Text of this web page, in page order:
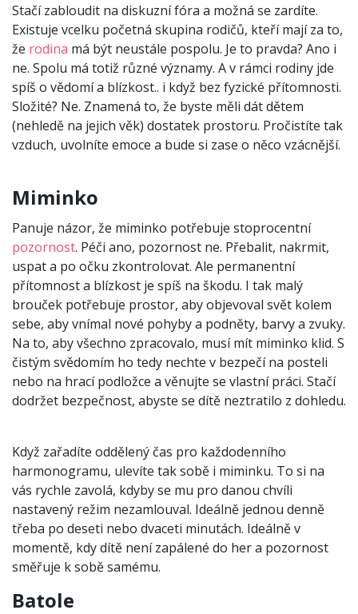
Stačí zabloudit na diskuzní fóra a možná se zardíte.
Existuje vcelku početná skupina rodičů, kteří mají za to,
že rodina má být neustále pospolu. Je to pravda? Ano i
ne. Spolu má totiž různé významy. A v rámci rodiny jde
spíš o vědomí a blízkost.. i když bez fyzické přítomnosti.
Složité? Ne. Znamená to, že byste měli dát dětem
(nehledě na jejich věk) dostatek prostoru. Pročistíte tak
vzduch, uvolníte emoce a bude si zase o něco vzácnější.
Miminko
Panuje názor, že miminko potřebuje stoprocentní
pozornost. Péči ano, pozornost ne. Přebalit, nakrmit,
uspat a po očku zkontrolovat. Ale permanentní
přítomnost a blízkost je spíš na škodu. I tak malý
brouček potřebuje prostor, aby objevoval svět kolem
sebe, aby vnímal nové pohyby a podněty, barvy a zvuky.
Na to, aby všechno zpracovalo, musí mít miminko klid. S
čistým svědomím ho tedy nechte v bezpečí na posteli
nebo na hrací podložce a věnujte se vlastní práci. Stačí
dodržet bezpečnost, abyste se dítě neztratilo z dohledu.
Když zařadíte oddělený čas pro každodenního
harmonogramu, ulevíte tak sobě i miminku. To si na
vás rychle zavolá, kdyby se mu pro danou chvíli
nastavený režim nezamlouval. Ideálně jednou denně
třeba po deseti nebo dvaceti minutách. Ideálně v
momentě, kdy dítě není zapálené do her a pozornost
směřuje k sobě samému.
Batole